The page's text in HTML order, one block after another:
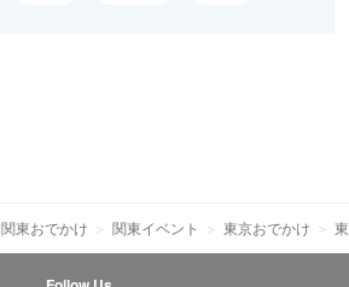
関東おでかけ 関東イベント 東京おでかけ